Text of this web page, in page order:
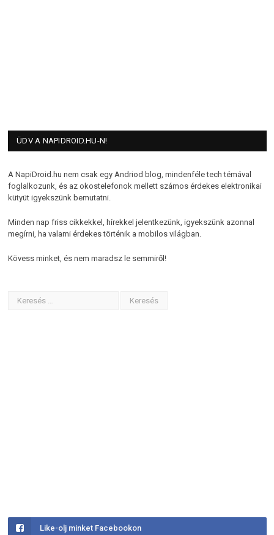
ÜDV A NAPIDROID.HU-N!
A NapiDroid.hu nem csak egy Andriod blog, mindenféle tech témával
foglalkozunk, és az okostelefonok mellett számos érdekes elektronikai
kütyüt igyekszünk bemutatni.
Minden nap friss cikkekkel, hírekkel jelentkezünk, igyekszünk azonnal
megírni, ha valami érdekes történik a mobilos világban.
Kövess minket, és nem maradsz le semmiről!
Like-olj minket Facebookon